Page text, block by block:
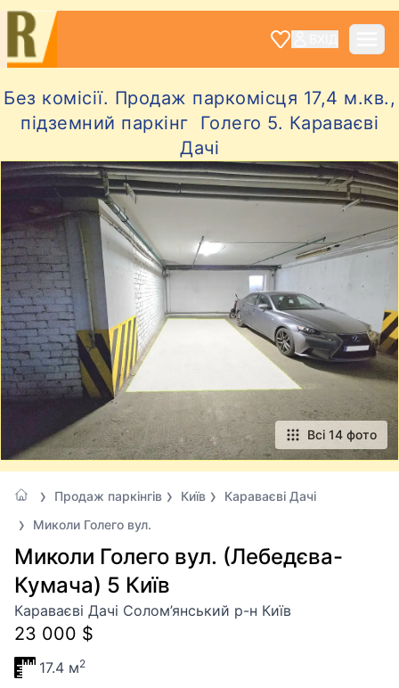
Без комісії. Продаж паркомісця 17,4 м.кв.,
підземний паркінг Голего 5. Караваєві
Дачі
Всі 14 фото
Продаж паркінгів Київ
Караваєві Дачі
Миколи Голего вул.
Миколи Голего вул. (Лебедєва-
Кумача) 5 Київ
Караваєві Дачі Солом’янський р-н Київ
23 000 $
17.4 м2